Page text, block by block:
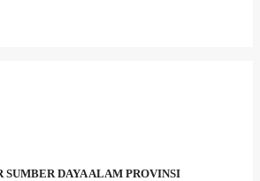
DAYA ALAM PROVINSI